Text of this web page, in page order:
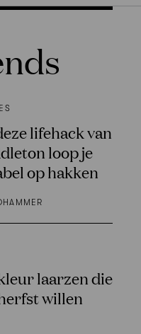
lifehack van
loop je
op hakken
laarzen die
willen